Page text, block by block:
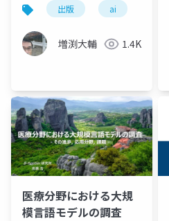
出版 ai
増渕大輔 1.4K
医療分野における大規
模言語モデルの調査